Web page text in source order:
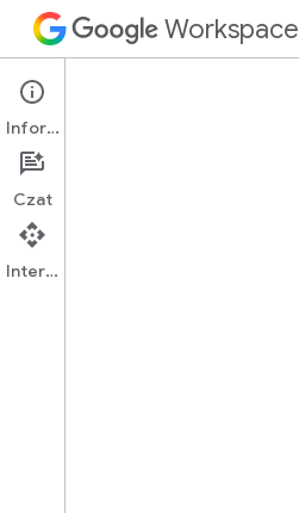
Workspace
Strona główna
Przegląd
Informacje
Czat
Interfejs API